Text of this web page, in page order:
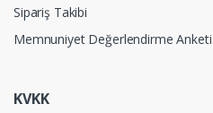
Sipariş Takibi
Memnuniyet Değerlendirme Anketi
KVKK